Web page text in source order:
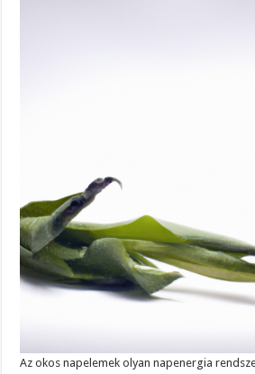
Az okos napelemek olyan napenergia